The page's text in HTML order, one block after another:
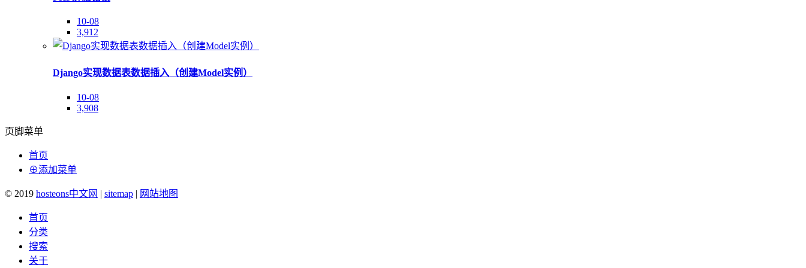
10-08
3,912
Django实现数据表数据插入（创建Model实例）
10-08
3,908
页脚菜单
首页
⊕添加菜单
© 2019 hosteons中文网 | sitemap | 网站地图
首页
分类
搜索
关于